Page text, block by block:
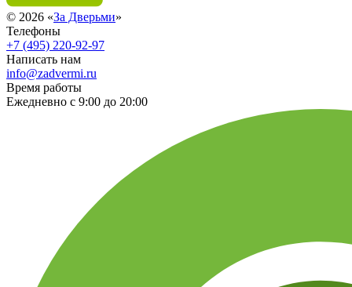
© 2026 «За Дверьми»
Телефоны
+7 (495) 220-92-97
Написать нам
info@zadvermi.ru
Время работы
Ежедневно с 9:00 до 20:00